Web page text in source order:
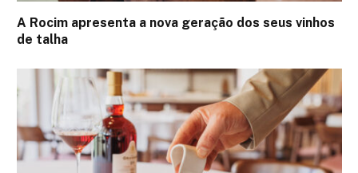
A Rocim apresenta a nova geração dos seus vinhos
de talha